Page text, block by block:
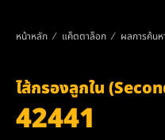
หน้าหลัก แค็ตตาล็อก ผลการค้นห
ไส้กรองลูกใน
42441